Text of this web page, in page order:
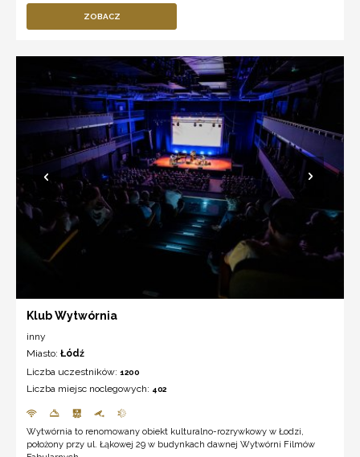
ZOBACZ
Klub Wytwórnia
inny
Miasto: Łódź
Liczba uczestników: 1200
Liczba miejsc noclegowych: 402
Wytwórnia to renomowany obiekt kulturalno-rozrywkowy w Łodzi,
położony przy ul. Łąkowej 29 w budynkach dawnej Wytwórni Filmów